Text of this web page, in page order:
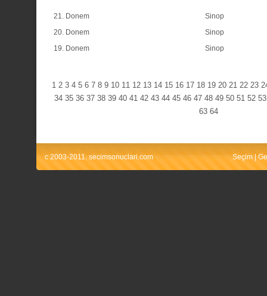
21. Donem
Sinop
20. Donem
Sinop
19. Donem
Sinop
1 2 3 4 5 6 7 8 9 10 11 12 13 14 15 16 17 18 19 20 21 22 23
34 35 36 37 38 39 40 41 42 43 44 45 46 47 48 49 50 51 52 53
63 64
c 2003-2011. secimsonuclari.com Seçim